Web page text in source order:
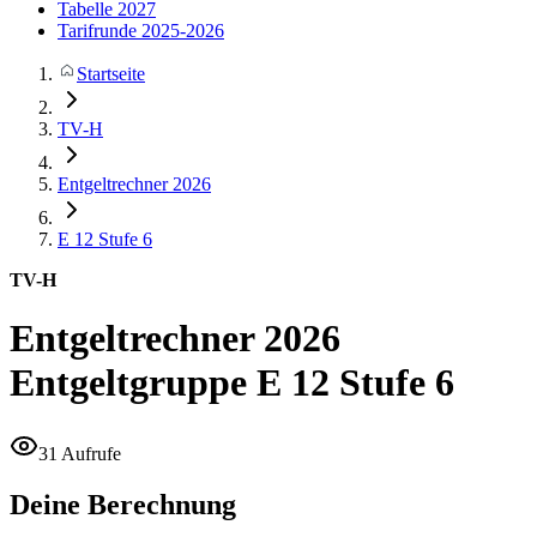
Tabelle 2027
Tarifrunde 2025-2026
Startseite
TV-H
Entgeltrechner 2026
E 12 Stufe 6
TV-H
Entgeltrechner 2026
Entgeltgruppe E 12 Stufe 6
31 Aufrufe
Deine Berechnung